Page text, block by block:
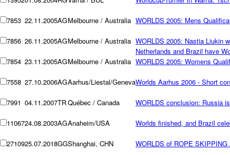
7853 22.11.2005AGMelbourne / Australia WORLDS 2005: Mens
7856 26.11.2005AGMelbourne / Australia WORLDS 2005: Nastia Liukin
Netherlands and Brazil have
7854 23.11.2005AGMelbourne / Australia WORLDS 2005: Womens
7558 27.10.2006AGAarhus/Liestal/GenevaWorlds Aarhus 2006 - Short
7991 04.11.2007TRQuébec / Canada WORLDS conclusion: Russia
1106724.08.2003AGAnaheim/USA Worlds finished, and Brazil
2710925.07.2018GGShanghai, CHN WORLDS of ROPE SKIPPING